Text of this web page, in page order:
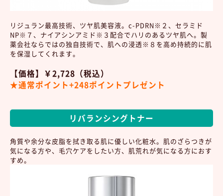
リジュラン最高技術、ツヤ肌美容液。c-PDRN※２、セラミド
NP※７、ナイアシンアミド※３配合でハリのあるツヤ肌へ。製
薬会社ならではの独自技術で、肌への浸透※８を高め持続的に肌
を保湿してくれます。
【価格】￥2,728（税込）
★通常ポイント+248ポイントプレゼント
リバランシングトナー
角質や余分な皮脂を拭き取る肌に優しい化粧水。肌のざらつきが
気になる方や、毛穴ケアをしたい方、肌荒れが気になる方におす
すめ。